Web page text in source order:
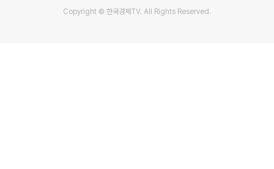
Copyright © 한국경제TV. All Rights Reserved.